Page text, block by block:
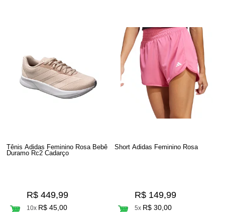
Tênis Adidas Feminino Rosa Bebê
Duramo Rc2 Cadarço
R$ 449,99
10x R$ 45,00
Short Adidas Feminino Rosa
R$ 149,99
5x R$ 30,00